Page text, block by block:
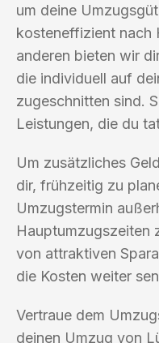
um deine
kosteneffizient nach
anderen bieten wir
die individuell auf
zugeschnitten sind.
Leistungen, die du
Um zusätzliches
dir, frühzeitig zu
Umzugstermin
Hauptumzugszeiten
von attraktiven
die Kosten weiter
Vertraue dem
deinen Umzug von